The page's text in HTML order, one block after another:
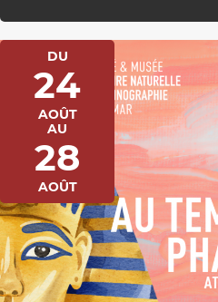
DU
24
AOÛT
AU
28
AOÛT